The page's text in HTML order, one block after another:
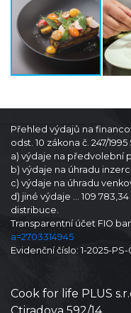
Přehled výdajů na
odst. 10 zákona č. 247/1995
a) výdaje na předvolební
b) výdaje na úhradu
c) výdaje na úhradu
d) jiné výdaje … 109
distribuce.
Transparentní účet FIO
a=2703314945
Evidenční číslo: 1-2025-
Cook for life PLUS